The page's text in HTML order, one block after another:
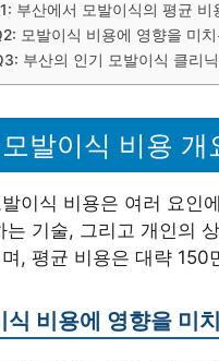
부산에서 모발이식의 평균 비
모발이식 비용에 영향을 미
부산의 인기 모발이식 클리
발이식 비용 개
이식 비용은 여러 요인
는 기술, 그리고 개인의
며, 평균 비용은 대략
식 비용에 영향을 미